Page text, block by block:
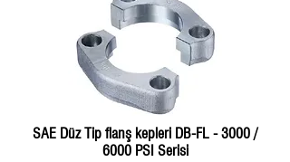
SAE Düz Tip flanş kepleri DB-FL - 3000 /
6000 PSI Serisi